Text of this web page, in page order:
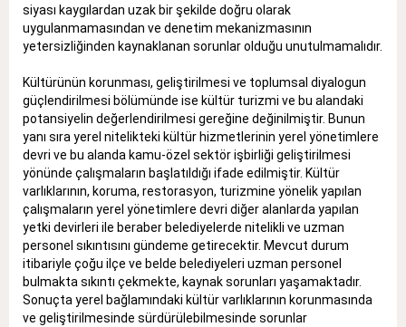
siyası kaygılardan uzak bir şekilde doğru olarak
uygulanmamasından ve denetim mekanizmasının
yetersizliğinden kaynaklanan sorunlar olduğu unutulmamalıdır.
Kültürünün korunması, geliştirilmesi ve toplumsal diyalogun
güçlendirilmesi bölümünde ise kültür turizmi ve bu alandaki
potansiyelin değerlendirilmesi gereğine değinilmiştir. Bunun
yanı sıra yerel nitelikteki kültür hizmetlerinin yerel yönetimlere
devri ve bu alanda kamu-özel sektör işbirliği geliştirilmesi
yönünde çalışmaların başlatıldığı ifade edilmiştir. Kültür
varlıklarının, koruma, restorasyon, turizmine yönelik yapılan
çalışmaların yerel yönetimlere devri diğer alanlarda yapılan
yetki devirleri ile beraber belediyelerde nitelikli ve uzman
personel sıkıntısını gündeme getirecektir. Mevcut durum
itibariyle çoğu ilçe ve belde belediyeleri uzman personel
bulmakta sıkıntı çekmekte, kaynak sorunları yaşamaktadır.
Sonuçta yerel bağlamındaki kültür varlıklarının korunmasında
ve geliştirilmesinde sürdürülebilmesinde sorunlar